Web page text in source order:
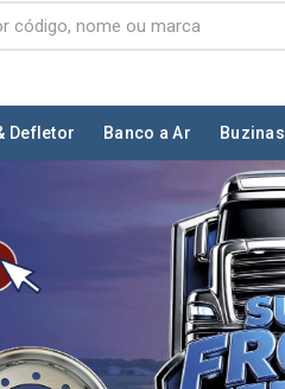
Defletor Banco a Ar Buzinas